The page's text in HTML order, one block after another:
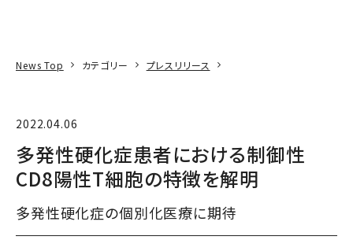
News Top カテゴリー プレスリリース
2022.04.06
多発性硬化症患者における制御性
CD8陽性T細胞の特徴を解明
多発性硬化症の個別化医療に期待